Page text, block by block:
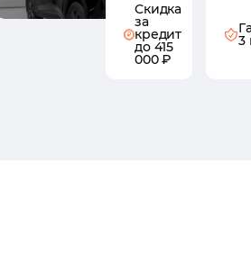
Скидка
за
кредит
до 415
000 ₽
3